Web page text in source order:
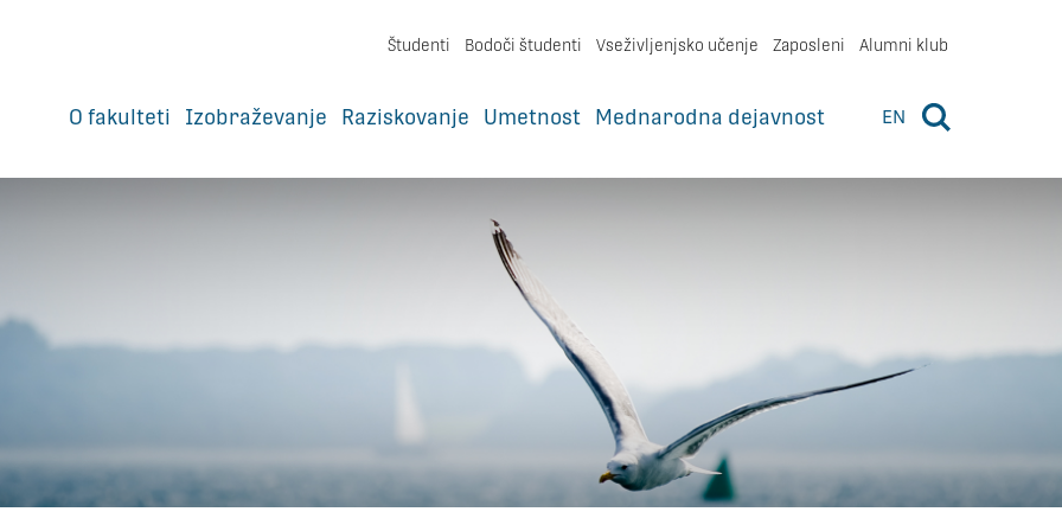
Študenti Bodoči študenti Vseživljenjsko učenje Zaposleni Alumni klub
O fakulteti Izobraževanje Raziskovanje Umetnost Mednarodna dejavnost EN